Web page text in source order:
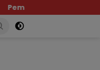
Penerbangan